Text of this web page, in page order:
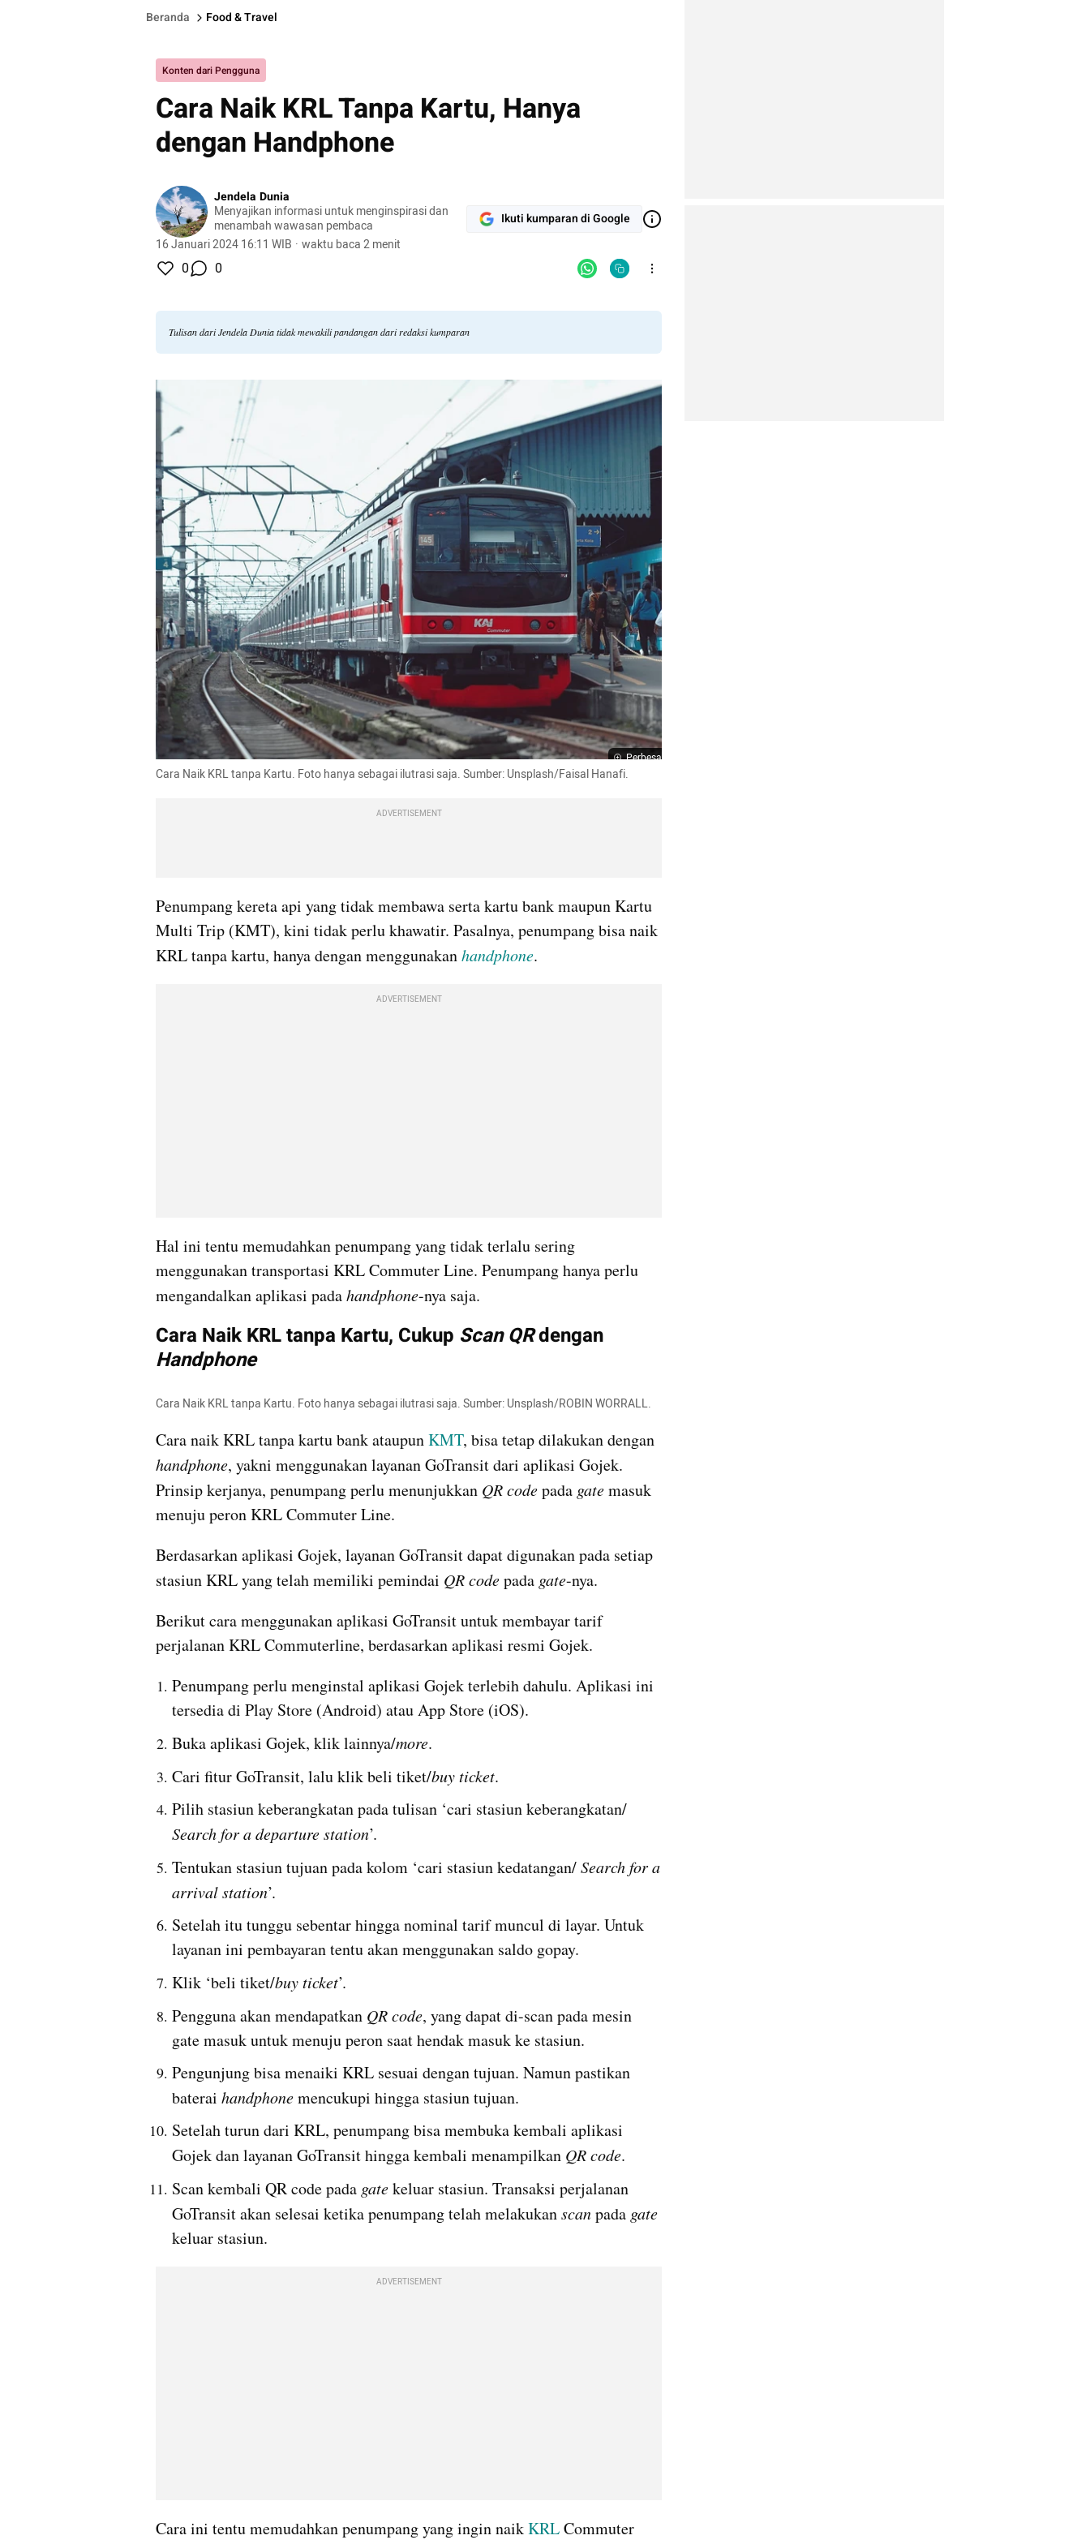
Beranda Food & Travel
Konten dari Pengguna
Cara Naik KRL Tanpa Kartu, Hanya
dengan Handphone
Jendela Dunia
Menyajikan informasi untuk menginspirasi dan
menambah wawasan pembaca
16 Januari 2024 16:11 WIB · waktu baca 2 menit
Ikuti kumparan di Google
0 0
Tulisan dari Jendela Dunia tidak mewakili pandangan dari redaksi kumparan
Perbesar
Cara Naik KRL tanpa Kartu. Foto hanya sebagai ilutrasi saja. Sumber: Unsplash/Faisal Hanafi.
ADVERTISEMENT
Penumpang kereta api yang tidak membawa serta kartu bank maupun Kartu
Multi Trip (KMT), kini tidak perlu khawatir. Pasalnya, penumpang bisa naik
KRL tanpa kartu, hanya dengan menggunakan handphone.
ADVERTISEMENT
Hal ini tentu memudahkan penumpang yang tidak terlalu sering
menggunakan transportasi KRL Commuter Line. Penumpang hanya perlu
mengandalkan aplikasi pada handphone-nya saja.
Cara Naik KRL tanpa Kartu, Cukup Scan QR
Handphone
Cara Naik KRL tanpa Kartu. Foto hanya sebagai ilutrasi saja. Sumber: Unsplash/ROBIN WORRALL.
Cara naik KRL tanpa kartu bank ataupun KMT
handphone, yakni menggunakan layanan GoTransit dari aplikasi Gojek.
Prinsip kerjanya, penumpang perlu menunjukkan QR code pada gate masuk
menuju peron KRL Commuter Line.
Berdasarkan aplikasi Gojek, layanan GoTransit dapat digunakan pada setiap
stasiun KRL yang telah memiliki pemindai QR code pada gate-nya.
Berikut cara menggunakan aplikasi GoTransit untuk membayar tarif
perjalanan KRL Commuterline, berdasarkan aplikasi resmi Gojek.
Penumpang perlu menginstal aplikasi Gojek terlebih dahulu. Aplikasi ini
tersedia di Play Store (Android) atau App Store (iOS).
Buka aplikasi Gojek, klik lainnya/more.
Cari fitur GoTransit, lalu klik beli tiket/buy ticket.
Search for a departure station’.
Tentukan stasiun tujuan pada kolom ‘cari stasiun kedatangan/ Search for a
arrival station’.
Setelah itu tunggu sebentar hingga nominal tarif muncul di layar. Untuk
layanan ini pembayaran tentu akan menggunakan saldo gopay.
Klik ‘beli tiket/buy ticket’.
Pengguna akan mendapatkan QR code, yang dapat di-scan pada mesin
gate masuk untuk menuju peron saat hendak masuk ke stasiun.
Pengunjung bisa menaiki KRL sesuai dengan tujuan. Namun pastikan
baterai handphone mencukupi hingga stasiun tujuan.
Setelah turun dari KRL, penumpang bisa membuka kembali aplikasi
Gojek dan layanan GoTransit hingga kembali menampilkan QR code.
Scan kembali QR code pada gate keluar stasiun. Transaksi perjalanan
GoTransit akan selesai ketika penumpang telah melakukan scan pada gate
keluar stasiun.
ADVERTISEMENT
Cara ini tentu memudahkan penumpang yang ingin naik KRL Commuter